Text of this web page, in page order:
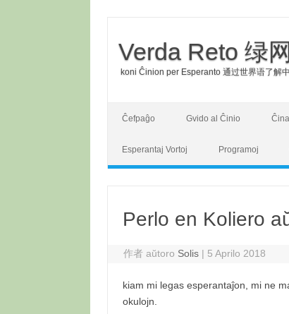
Verda Reto 绿网
koni Ĉinion per Esperanto 通过世界语了解
Ĉefpaĝo Gvido al Ĉinio
Esperantaj Vortoj Programoj
Perlo en Koliero
作者 aŭtoro Solis | 5 Aprilo 2018
kiam mi legas esperantaĵon, mi ne
okulojn.